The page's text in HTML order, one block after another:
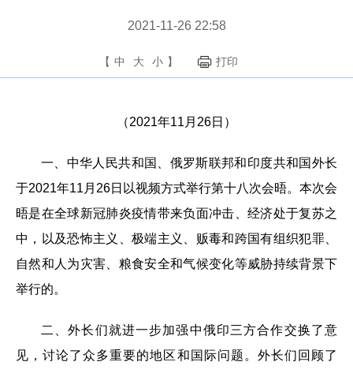
2021-11-26 22:58
【 中 大 小 】 打印
（2021年11月26日）
一、中华人民共和国、俄罗斯联邦和印度共和国外长
于2021年11月26日以视频方式举行第十八次会晤。本次会
晤是在全球新冠肺炎疫情带来负面冲击、经济处于复苏之
中，以及恐怖主义、极端主义、贩毒和跨国有组织犯罪、
自然和人为灾害、粮食安全和气候变化等威胁持续背景下
举行的。
二、外长们就进一步加强中俄印三方合作交换了意
见，讨论了众多重要的地区和国际问题。外长们回顾了